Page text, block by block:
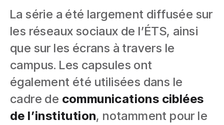
La série a été largement diffusée sur
les réseaux sociaux de l’ÉTS, ainsi
que sur les écrans à travers le
campus. Les capsules ont
également été utilisées dans le
cadre de communications ciblées
de l’institution, notamment pour le